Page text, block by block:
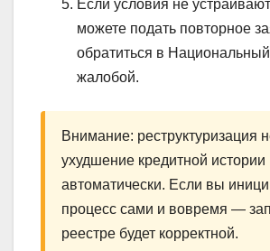
Если условия не
можете подать повторное
обратиться в
жалобой.
Внимание: реструктуризация
ухудшение кредитной истории
автоматически. Если вы
процесс сами и вовремя —
реестре будет корректной.